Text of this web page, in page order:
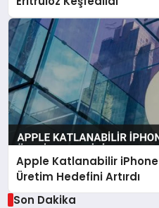
Apple Katlanabilir iPhone
Üretim Hedefini Artırdı
Son Dakika